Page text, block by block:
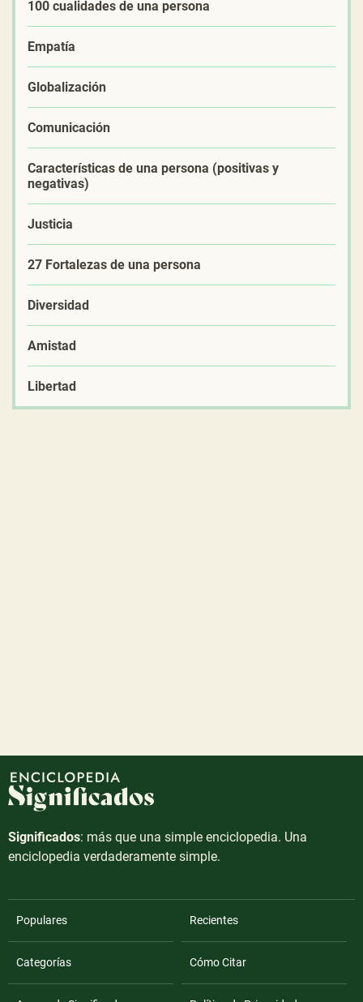
100 cualidades de una persona
Empatía
Globalización
Comunicación
Características de una persona (positivas y
negativas)
Justicia
27 Fortalezas de una persona
Diversidad
Amistad
Libertad
Significados: más que una simple enciclopedia. Una
enciclopedia verdaderamente simple.
Populares Recientes
Categorías Cómo Citar